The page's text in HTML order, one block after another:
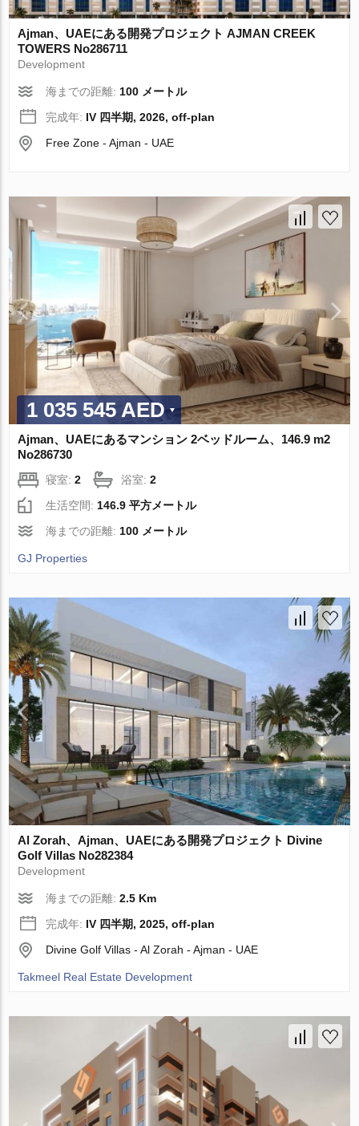
Ajman、UAEにある開発プロジェクト AJMAN CREEK
TOWERS No286711
Development
海までの距離:100 メートル
完成年: IV 四半期, 2026, off-plan
Free Zone - Ajman - UAE
1 035 545 AED
Ajman、UAEにあるマンション 2ベッドルーム、146.9 m2
No286730
寝室:2 浴室:2
生活空間: 146.9 平方メートル
海までの距離: 100 メートル
GJ Properties
Al Zorah、Ajman、UAEにある開発プロジェクト Divine
Golf Villas No282384
Development
海までの距離:2.5 Km
完成年: IV 四半期, 2025, off-plan
Divine Golf Villas - Al Zorah - Ajman - UAE
Takmeel Real Estate Development